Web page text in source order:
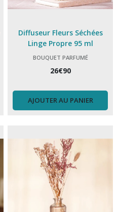
Diffuseur Fleurs Séchées
Linge Propre 95 ml
BOUQUET PARFUMÉ
26€90
AJOUTER AU PANIER